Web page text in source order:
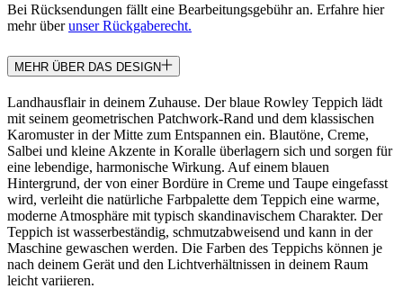
Bei Rücksendungen fällt eine Bearbeitungsgebühr an. Erfahre hier
mehr überunser Rückgaberecht.
MEHR ÜBER DAS DESIGN
Landhausflair in deinem Zuhause. Der blaue Rowley Teppich lädt
mit seinem geometrischen Patchwork-Rand und dem klassischen
Karomuster in der Mitte zum Entspannen ein. Blautöne, Creme,
Salbei und kleine Akzente in Koralle überlagern sich und sorgen für
eine lebendige, harmonische Wirkung. Auf einem blauen
Hintergrund, der von einer Bordüre in Creme und Taupe eingefasst
wird, verleiht die natürliche Farbpalette dem Teppich eine warme,
moderne Atmosphäre mit typisch skandinavischem Charakter. Der
Teppich ist wasserbeständig, schmutzabweisend und kann in der
Maschine gewaschen werden. Die Farben des Teppichs können je
nach deinem Gerät und den Lichtverhältnissen in deinem Raum
leicht variieren.